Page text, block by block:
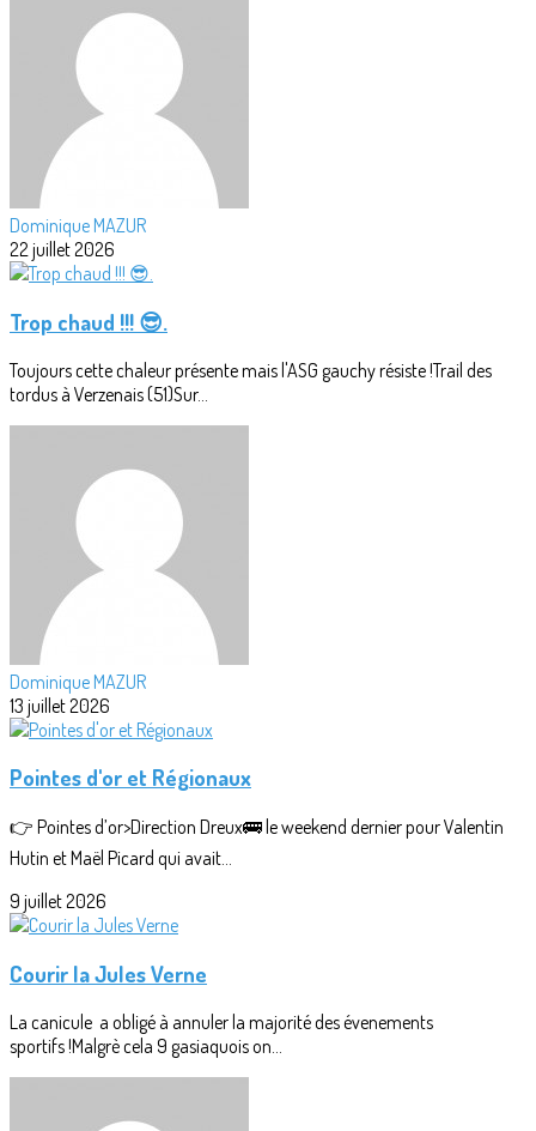
Dominique MAZUR
22 juillet 2026
Trop chaud !!! 😎.
Toujours cette chaleur présente mais l'ASG gauchy résiste !Trail des
tordus à Verzenais (51)Sur...
Dominique MAZUR
13 juillet 2026
Pointes d'or et Régionaux
👉 Pointes d’or>Direction Dreux🚌 le weekend dernier pour Valentin
Hutin et Maël Picard qui avait...
9 juillet 2026
Courir la Jules Verne
La canicule a obligé à annuler la majorité des évenements
sportifs !Malgrè cela 9 gasiaquois on...